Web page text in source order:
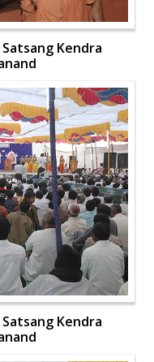
Satsang Kendra
Satsang Kendra